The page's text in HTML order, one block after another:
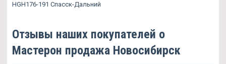
HGH176-191 Спасск-Дальний
Отзывы наших покупателей о
Мастерон продажа Новосибирск